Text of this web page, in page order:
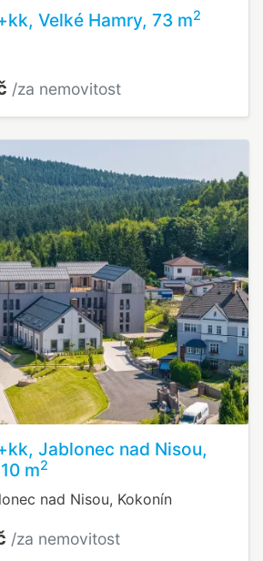
Velké Hamry, 73 m2
/za nemovitost
Jablonec nad Nisou,
m2
nad Nisou, Kokonín
/za nemovitost